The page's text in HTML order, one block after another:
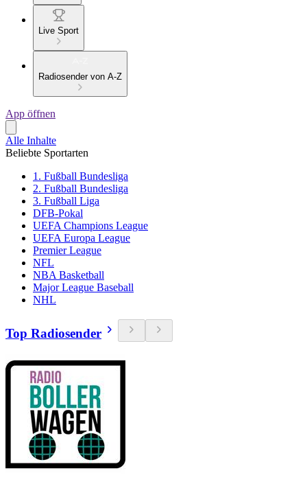
Live Sport
Radiosender von A-Z
App öffnen
Alle Inhalte
Beliebte Sportarten
1. Fußball Bundesliga
2. Fußball Bundesliga
3. Fußball Liga
DFB-Pokal
UEFA Champions League
UEFA Europa League
Premier League
NFL
NBA Basketball
Major League Baseball
NHL
Top Radiosender